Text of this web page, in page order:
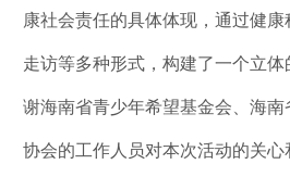
康社会责任的具体体现，通过健
走访等多种形式，构建了一个立
谢海南省青少年希望基金会、海
协会的工作人员对本次活动的关心